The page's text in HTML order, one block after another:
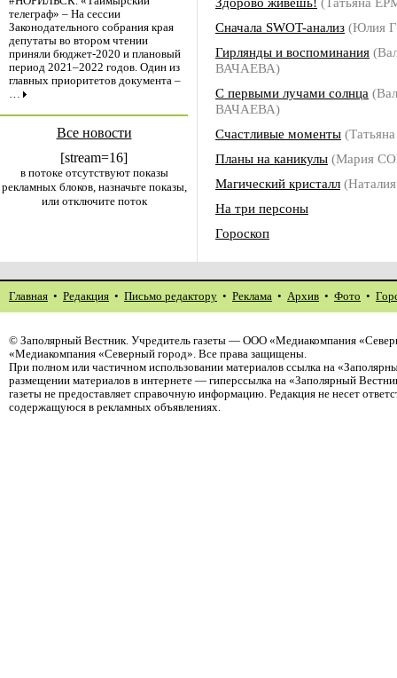
телеграф» – На сессии
Законодательного собрания края
депутаты во втором чтении
приняли бюджет-2020 и плановый
период 2021–2022 годов. Один из
главных приоритетов документа –
…
Все новости
[stream=16]
в потоке отсутствуют показы
рекламных блоков, назначьте показы,
или отключите поток
Сначала SWOT-анализ (Юлия
Гирлянды и воспоминания
ВАЧАЕВА)
С первыми лучами солнца
ВАЧАЕВА)
Счастливые моменты
Планы на каникулы (Мария
Магический кристалл
На три персоны
Гороскоп
Главная • Редакция • Письмо редактору • Реклама • Архив • Фото •
© Заполярный Вестник. Учредитель газеты — ООО «Медиакомпания
«Медиакомпания «Северный город». Все права защищены.
При полном или частичном использовании материалов ссылка на
размещении материалов в интернете — гиперссылка на «Заполярный
газеты не предоставляет справочную информацию. Редакция не несет
содержащуюся в рекламных объявлениях.